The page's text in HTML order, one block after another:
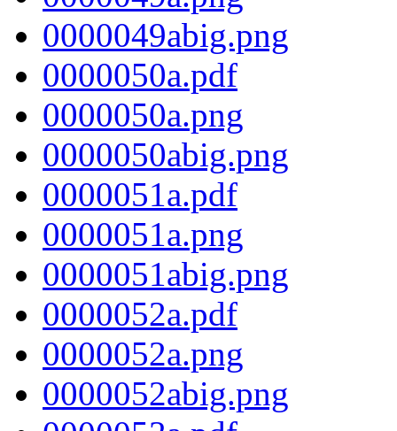
0000049abig.png
0000050a.pdf
0000050a.png
0000050abig.png
0000051a.pdf
0000051a.png
0000051abig.png
0000052a.pdf
0000052a.png
0000052abig.png